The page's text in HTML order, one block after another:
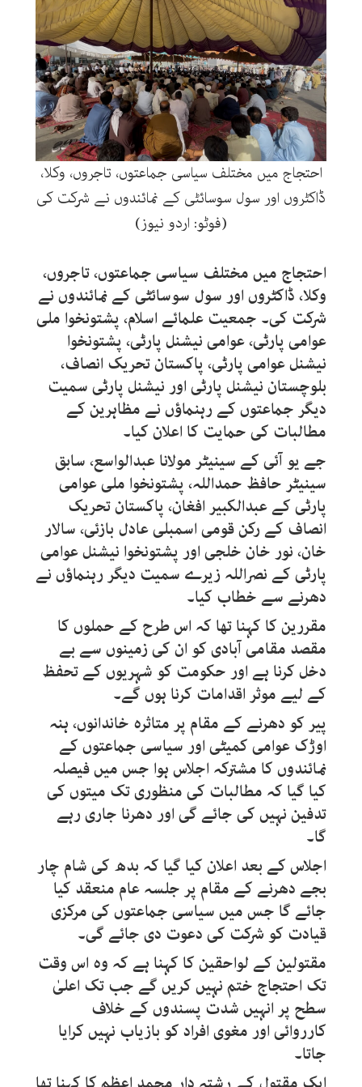
احتجاج میں مختلف سیاسی جماعتوں، تاجروں، وکلا،
ڈاکٹروں اور سول سوسائٹی کے نمائندوں نے شرکت کی
(فوٹو: اردو نیوز)
احتجاج میں مختلف سیاسی جماعتوں، تاجروں،
وکلا، ڈاکٹروں اور سول سوسائٹی کے نمائندوں نے
شرکت کی۔ جمعیت علمائے اسلام، پشتونخوا ملی
عوامی پارٹی، عوامی نیشنل پارٹی، پشتونخوا
نیشنل عوامی پارٹی، پاکستان تحریک انصاف،
بلوچستان نیشنل پارٹی اور نیشنل پارٹی سمیت
دیگر جماعتوں کے رہنماؤں نے مظاہرین کے
مطالبات کی حمایت کا اعلان کیا۔
جے یو آئی کے سینیٹر مولانا عبدالواسع، سابق
سینیٹر حافظ حمداللہ، پشتونخوا ملی عوامی
پارٹی کے عبدالکبیر افغان، پاکستان تحریک
انصاف کے رکن قومی اسمبلی عادل بازئی، سالار
خان، نور خان خلجی اور پشتونخوا نیشنل عوامی
پارٹی کے نصراللہ زیرے سمیت دیگر رہنماؤں نے
دھرنے سے خطاب کیا۔
مقررین کا کہنا تھا کہ اس طرح کے حملوں کا
مقصد مقامی آبادی کو ان کی زمینوں سے بے
دخل کرنا ہے اور حکومت کو شہریوں کے تحفظ
کے لیے موثر اقدامات کرنا ہوں گے۔
پیر کو دھرنے کے مقام پر متاثرہ خاندانوں، ہنہ
اوڑک عوامی کمیٹی اور سیاسی جماعتوں کے
نمائندوں کا مشترکہ اجلاس ہوا جس میں فیصلہ
کیا گیا کہ مطالبات کی منظوری تک میتوں کی
تدفین نہیں کی جائے گی اور دھرنا جاری رہے
گا۔
اجلاس کے بعد اعلان کیا گیا کہ بدھ کی شام چار
بجے دھرنے کے مقام پر جلسہ عام منعقد کیا
جائے گا جس میں سیاسی جماعتوں کی مرکزی
قیادت کو شرکت کی دعوت دی جائے گی۔
مقتولین کے لواحقین کا کہنا ہے کہ وہ اس وقت
تک احتجاج ختم نہیں کریں گے جب تک اعلیٰ
سطح پر انہیں شدت پسندوں کے خلاف
کارروائی اور مغوی افراد کو بازیاب نہیں کرایا
جاتا۔